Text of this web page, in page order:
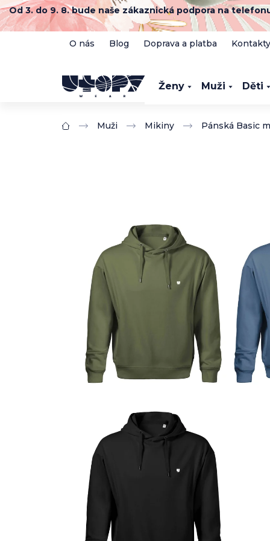
Přejít
na
obsah
Od 3. do 9. 8. bude naše zákaznická podpora na
O nás Blog Doprava a platba Kontakty
Ženy Muži Děti
Domů Muži Mikiny Pánská Basic